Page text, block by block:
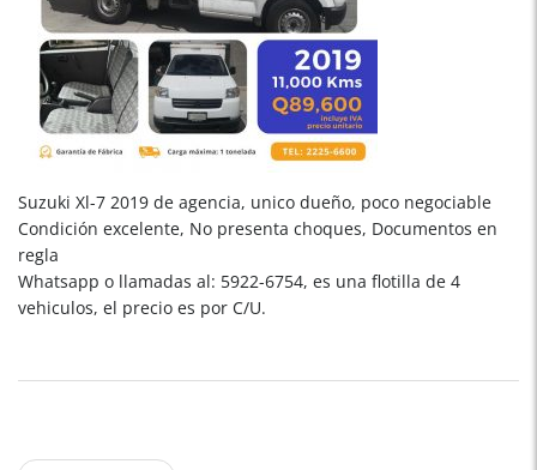
Suzuki Xl-7 2019 de agencia, unico dueño, poco negociable
Condición excelente, No presenta choques, Documentos en
regla
Whatsapp o llamadas al: 5922-6754, es una flotilla de 4
vehiculos, el precio es por C/U.